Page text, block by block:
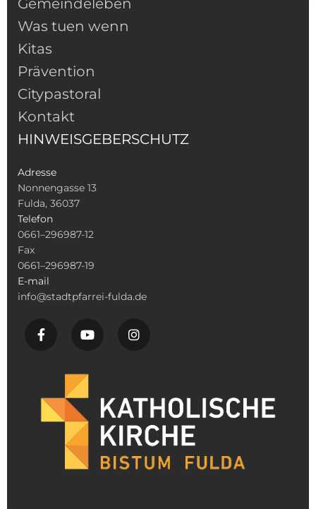
Gemeindeleben
Was tuen wenn
Kitas
Prävention
Citypastoral
Kontakt
HINWEISGEBERSCHUTZ
Adresse
Nonnengasse 13
Fulda, 36037
Telefon
0661–296987-12
Fax
0661–296987-19
E-mail
info@stadtpfarrei-fulda.de